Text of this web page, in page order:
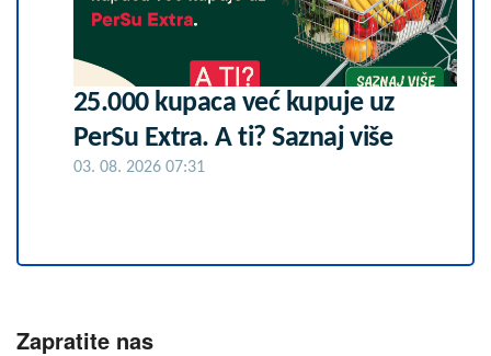
25.000 kupaca već kupuje uz
PerSu Extra. A ti? Saznaj više
03. 08. 2026 07:31
Zapratite nas